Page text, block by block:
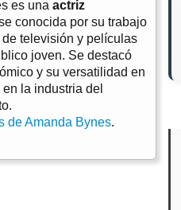
es una actriz
conocida por su trabajo
televisión y películas
joven. Se destacó
y su versatilidad en
la industria del
de Amanda Bynes.